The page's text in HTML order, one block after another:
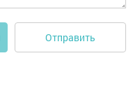
Отправить